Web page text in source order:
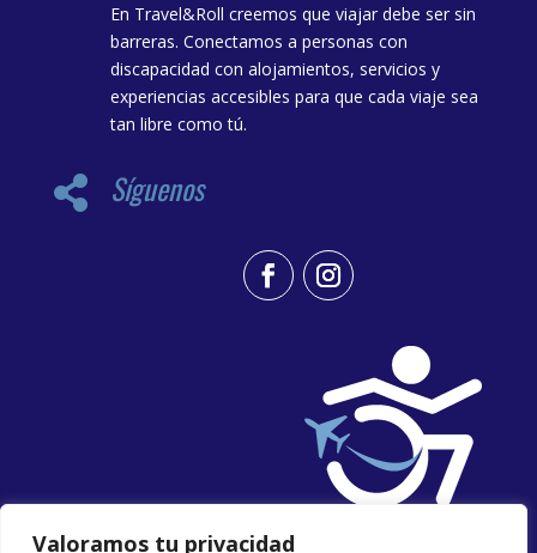
Valoramos tu privacidad
En Travel&Roll creemos que viajar debe ser sin
barreras. Conectamos a personas con
discapacidad con alojamientos, servicios y
experiencias accesibles para que cada viaje sea
tan libre como tú.
 Síguenos